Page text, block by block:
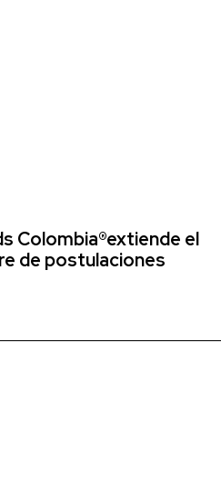
Colombia®extiende el
de postulaciones